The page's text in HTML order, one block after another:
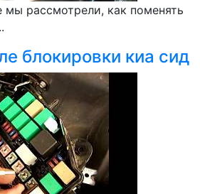
мы рассмотрели, как поменять
блокировки киа сид